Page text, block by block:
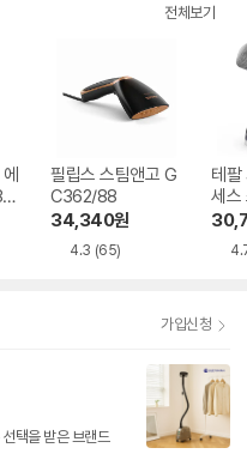
전체보기
필립스 스팀앤고 G
C362/88
34,340원
4.3 (65)
테팔
세스
가입신청
택을 받은 브랜드